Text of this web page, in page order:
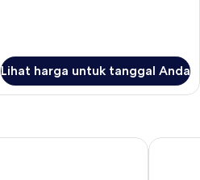
Lihat harga untuk tanggal Anda
Bigland